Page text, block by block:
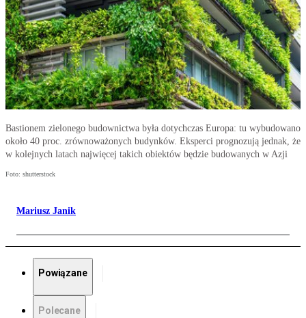
Bastionem zielonego budownictwa była dotychczas Europa: tu wybudowano
około 40 proc. zrównoważonych budynków. Eksperci prognozują jednak, że
w kolejnych latach najwięcej takich obiektów będzie budowanych w Azji
Foto: shutterstock
Mariusz Janik
Powiązane
Polecane